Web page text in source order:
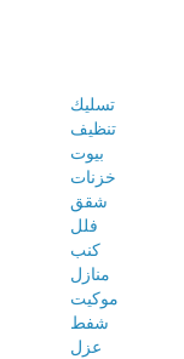
تسليك
تنظيف
بيوت
خزنات
شقق
فلل
كنب
منازل
موكيت
شفط
عزل